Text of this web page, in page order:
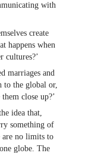
with
create
happens when
cultures?’
marriages and
to the global or,
close up?’
idea that,
something of
no limits to
globe. The